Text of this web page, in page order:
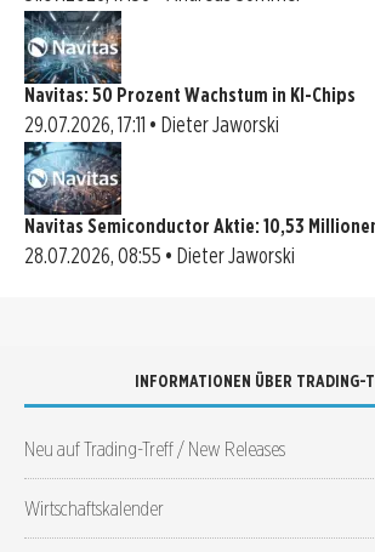
Navitas: 50 Prozent Wachstum in KI-Chips
29.07.2026, 17:11 • Dieter Jaworski
Navitas Semiconductor Aktie: 10,53
28.07.2026, 08:55 • Dieter Jaworski
INFORMATIONEN ÜBER TRADING-
Neu auf Trading-Treff / New Releases
Wirtschaftskalender